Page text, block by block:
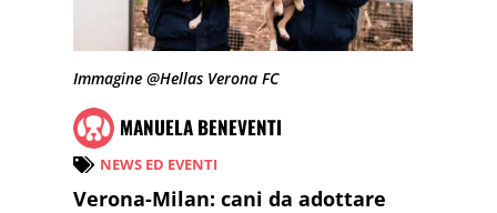
Immagine @Hellas Verona FC
MANUELA BENEVENTI
NEWS ED EVENTI
Verona-Milan: cani da adottare